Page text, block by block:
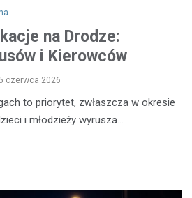
na Drodze:
i Kierowców
czerwca 2026
to priorytet, zwłaszcza w okresie
i młodzieży wyrusza…